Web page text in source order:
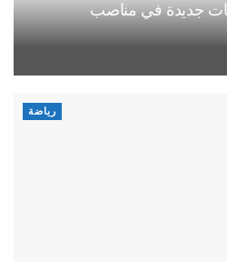
جديدة في مناصب
رياضة